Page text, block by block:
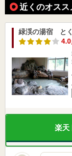
近くのオスス
緑渓の湯宿 と
4.0
楽天